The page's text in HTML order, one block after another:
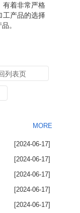
有着非常严格
工产品的选择
。
列表页
MORE
[2024-06-17]
[2024-06-17]
[2024-06-17]
[2024-06-17]
[2024-06-17]